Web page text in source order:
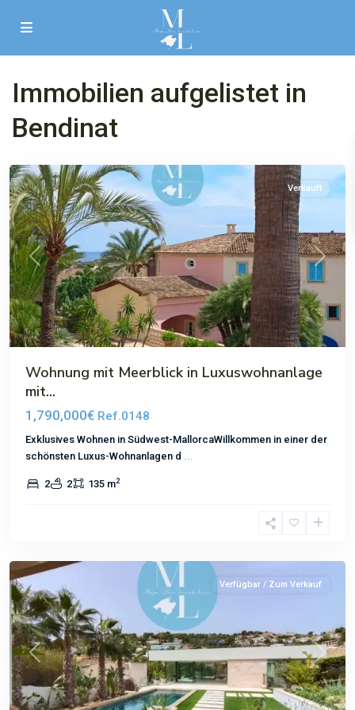
Immobilien aufgelistet in
Bendinat
Previous Next
Verkauft
Wohnung mit Meerblick in Luxuswohnanlage
mit...
1,790,000€ Ref.0148
Exklusives Wohnen in Südwest-MallorcaWillkommen in einer der
schönsten Luxus-Wohnanlagen d ...
2 2 135 m2
Previous Next
Verfügbar / Zum Verkauf